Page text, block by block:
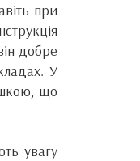
при
добре
У
що
увагу